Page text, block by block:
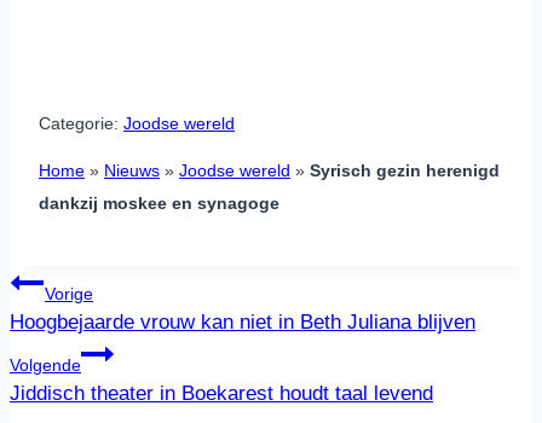
Categorie: Joodse wereld
Home » Nieuws » Joodse wereld » Syrisch gezin herenigd
dankzij moskee en synagoge
Bericht
navigatie
Vorige
Hoogbejaarde vrouw kan niet in Beth Juliana blijven
Volgende
Jiddisch theater in Boekarest houdt taal levend